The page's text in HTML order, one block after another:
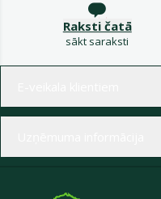
Raksti čatā
sākt saraksti